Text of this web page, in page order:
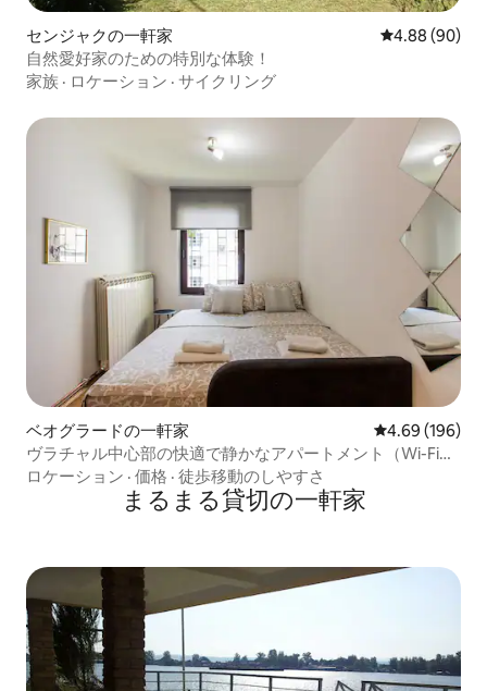
センジャクの一軒家 レビュー90件
4.88 (90)
自然愛好家のための特別な体験！
家族 · ロケーション · サイクリング
ベオグラードの一軒家 レビュー196
4.69 (196)
ヴラチャル中心部の快適で静かなアパートメント（Wi-Fiと
エアコン完備）
ロケーション · 価格 · 徒歩移動のしやすさ
まるまる貸切の一軒家